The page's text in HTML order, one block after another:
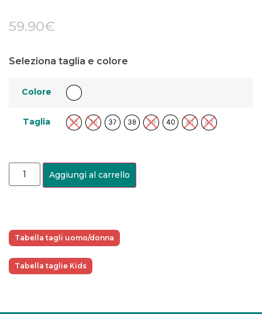
59.90€
Seleziona taglia e colore
Colore
Taglia 35 36 37 38 39 40 41 42
Aggiungi al carrello
Tabella tagli uomo/donna
Tabella taglie Kids